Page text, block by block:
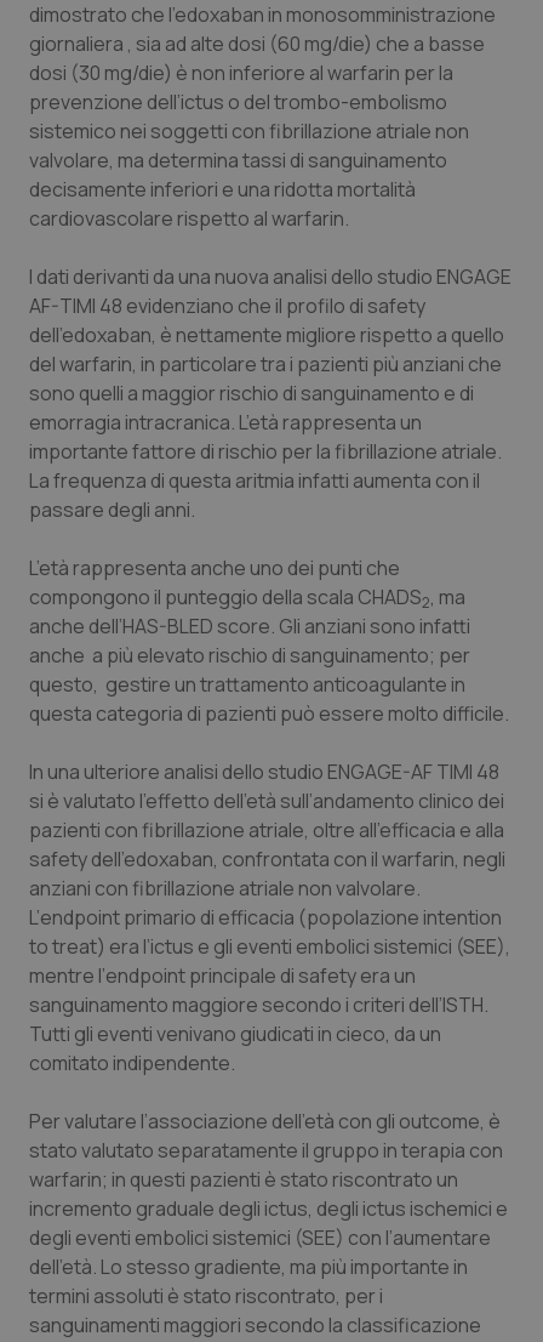
Campania
Emilia-Romagna
Friuli Venezia Giulia
Lazio
Liguria
Lombardia
Marche
Molise
Provincia Autonoma di Bolzano
Provincia Autonoma di Trento
Sardegna
Sicilia
Toscana
Umbria
Valle D’Aosta
Veneto
Car-T
Colesterolo & coronaropatie
Dermatite Atopica
Diabete & glucometri
Disturbi dell’umore
Dolore
Donna & Salute
Epatiti
Infezioni & Febbre
Ipertensione & Scompenso
Malattie rare
Malattia di Crohn & Rettocolite Ulcerosa
Neuroscienze & patologie neurodegenerative
Obesità
Oftalmologia
Oncodermatologia
Oncoematologia
Oncologia & Nutrizione
Psoriasi & pelle
Quotidiano Cardiologia
dimostrato che l’edoxaban in monosomministrazione
giornaliera , sia ad alte dosi (60 mg/die) che a basse
dosi (30 mg/die) è non inferiore al warfarin per la
prevenzione dell’ictus o del trombo-embolismo
sistemico nei soggetti con fibrillazione atriale non
valvolare, ma determina tassi di sanguinamento
decisamente inferiori e una ridotta mortalità
cardiovascolare rispetto al warfarin.
I dati derivanti da una nuova analisi dello studio ENGAGE
AF-TIMI 48 evidenziano che il profilo di safety
dell’edoxaban, è nettamente migliore rispetto a quello
del warfarin, in particolare tra i pazienti più anziani che
sono quelli a maggior rischio di sanguinamento e di
emorragia intracranica. L’età rappresenta un
importante fattore di rischio per la fibrillazione atriale.
La frequenza di questa aritmia infatti aumenta con il
passare degli anni.
L’età rappresenta anche uno dei punti che
compongono il punteggio della scala CHADS2, ma
anche dell’HAS-BLED score. Gli anziani sono infatti
anche a più elevato rischio di sanguinamento; per
questo, gestire un trattamento anticoagulante in
questa categoria di pazienti può essere molto difficile.
In una ulteriore analisi dello studio ENGAGE-AF TIMI 48
si è valutato l’effetto dell’età sull’andamento clinico dei
pazienti con fibrillazione atriale, oltre all’efficacia e alla
safetydell’edoxaban, confrontata con il warfarin, negli
anziani con fibrillazione atriale non valvolare.
L’endpointprimario di efficacia (popolazione intention
to treat) era l’ictus e gli eventi embolici sistemici (SEE),
mentre l’endpointprincipale di safetyera un
sanguinamento maggiore secondo i criteri dell’ISTH.
Tutti gli eventi venivano giudicati in cieco, da un
comitato indipendente.
Per valutare l’associazione dell’età con gli outcome, è
stato valutato separatamente il gruppo in terapia con
warfarin; in questi pazienti è stato riscontrato un
incremento graduale degli ictus, degli ictus ischemici e
degli eventi embolici sistemici (SEE) con l’aumentare
dell’età. Lo stesso gradiente, ma più importante in
termini assoluti è stato riscontrato, per i
sanguinamenti maggiori secondo la classificazione